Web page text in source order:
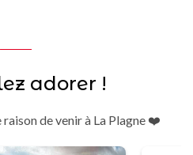
adorer !
raison de venir à La Plagne ❤️